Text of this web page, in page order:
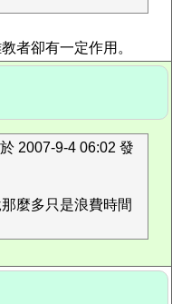
者卻有一定作用。
2007-9-4 06:02 發
麼多只是浪費時間